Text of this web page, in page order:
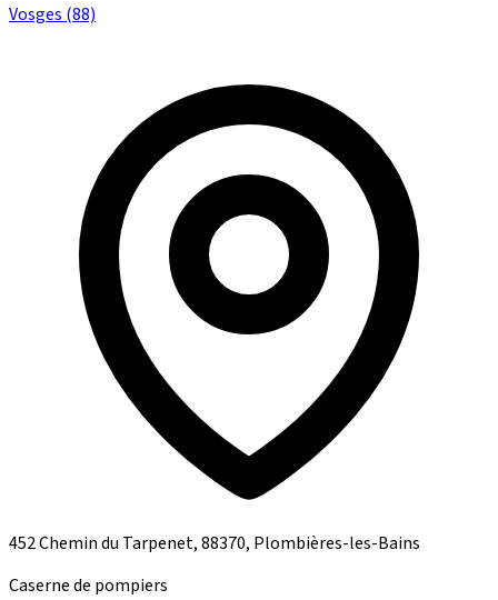
Vosges (88)
452 Chemin du Tarpenet, 88370, Plombières-les-Bains
Caserne de pompiers